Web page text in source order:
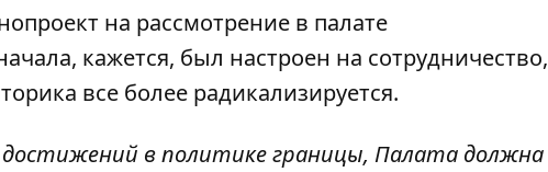
на рассмотрение в палате
кажется, был настроен на сотрудничество,
все более радикализируется.
достижений в политике границы, Палата должна